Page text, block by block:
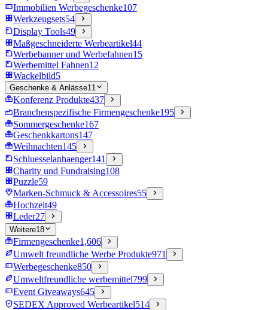
Immobilien Werbegeschenke107
Werkzeugsets54
Display Tools49
Maßgeschneiderte Werbeartikel44
Werbebanner und Werbefahnen15
Werbemittel Fahnen12
Wackelbild5
Geschenke & Anlässe11
Konferenz Produkte437
Branchenspezifische Firmengeschenke195
Sommergeschenke167
Geschenkkartons147
Weihnachten145
Schluesselanhaenger141
Charity und Fundraising108
Puzzle59
Marken-Schmuck & Accessoires55
Hochzeit49
Leder27
Weitere18
Firmengeschenke1,606
Umwelt freundliche Werbe Produkte971
Werbegeschenke850
Umweltfreundliche werbemittel799
Event Giveaways645
SEDEX Approved Werbeartikel514